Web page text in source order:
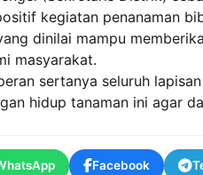
kegiatan penanaman
dinilai mampu
masyarakat.
sertanya seluruh
hidup tanaman ini agar
Facebook